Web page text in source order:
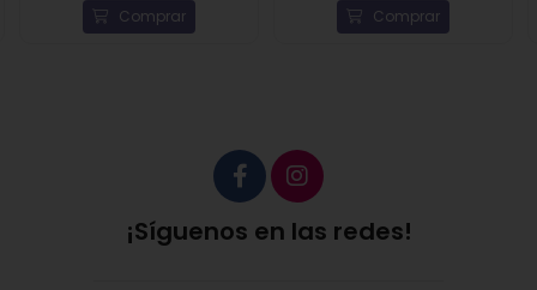
Comprar Comprar
¡Síguenos en las redes!